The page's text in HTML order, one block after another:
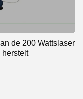
de 200 Wattslaser
herstelt